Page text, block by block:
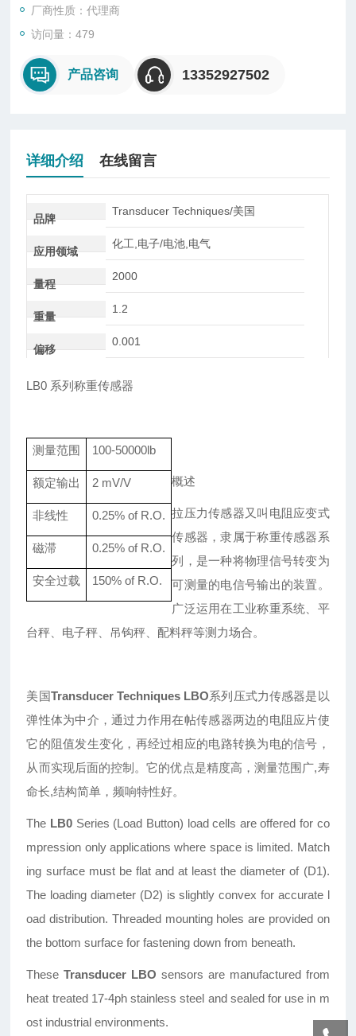
厂商性质：代理商
访问量：479
产品咨询 13352927502
详细介绍 在线留言
品牌
Transducer Techniques/美国
应用领域
化工,电子/电池,电气
量程
2000
重量
1.2
偏移
0.001
LB0 系列称重传感器
测量范围 100-50000lb
额定输出 2 mV/V
非线性 0.25% of R.O.
磁滞 0.25% of R.O.
安全过载 150% of R.O.
概述
拉压力传感器又叫电阻应变式
传感器，隶属于称重传感器系
列，是一种将物理信号转变为
可测量的电信号输出的装置。
广泛运用在工业称重系统、平
台秤、电子秤、吊钩秤、配料秤等测力场合。
美国Transducer Techniques LBO系列压式力传感器是以
弹性体为中介，通过力作用在帖传感器两边的电阻应片使
它的阻值发生变化，再经过相应的电路转换为电的信号，
从而实现后面的控制。它的优点是精度高，测量范围广,寿
命长,结构简单，频响特性好。
The LB0 Series (Load Button) load cells are offered for co
mpression only applications where space is limited. Match
ing surface must be flat and at least the diameter of (D1).
The loading diameter (D2) is slightly convex for accurate l
oad distribution. Threaded mounting holes are provided on
the bottom surface for fastening down from beneath.
These Transducer LBOsensors are manufactured from
heat treated 17-4ph stainless steel and sealed for use in m
ost industrial environments.